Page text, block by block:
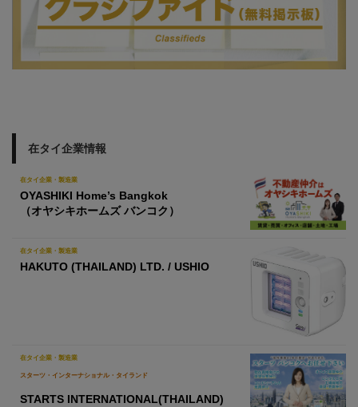
在タイ企業情報
在タイ企業・製造業
OYASHIKI Home’s Bangkok
（オヤシキホームズ バンコク）
在タイ企業・製造業
HAKUTO (THAILAND) LTD. / USHIO
在タイ企業・製造業
スターツ・インターナショナル・タイランド
STARTS INTERNATIONAL(THAILAND)